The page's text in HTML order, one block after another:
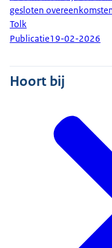
gesloten
Tolk
Publicatie19-02-2026
Hoort bij